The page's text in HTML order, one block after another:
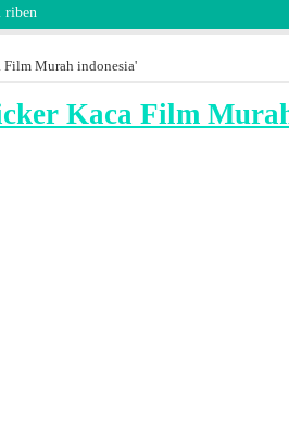
riben
Murah indonesia'
Kaca Film